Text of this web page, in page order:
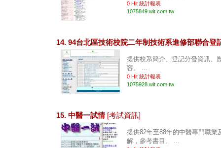
0 Hit 統計報表
1075849.wit.com.tw
14. 94台北區技術校院二年制技術系進修部聯合登
提供校系簡介、登記分發資訊、
容。 ...
0 Hit 統計報表
1075928.wit.com.tw
15. 中醫一試情 [考試資訊]
提供82年至88年的中醫專門職業
解，參考書目。 ...